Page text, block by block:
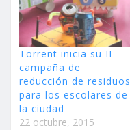
Torrent inicia su II
campaña de
reducción de residuos
para los escolares de
la ciudad
22 octubre, 2015